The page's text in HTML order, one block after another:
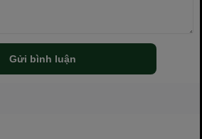
Gửi bình luận